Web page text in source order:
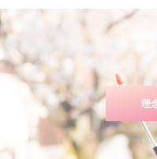
理